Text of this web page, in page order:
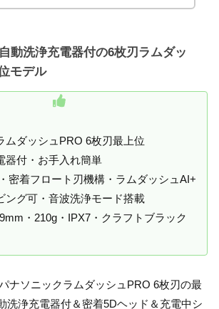
動洗浄充電器付の6枚刃ラムダッ
モデル
ムダッシュPRO 6枚刃最上位
器付・お手入れ簡単
密着フロート刃機構・ラムダッシュAI+
ング可・音波洗浄モード搭載
・210g・IPX7・クラフトブラック
ナソニックラムダッシュPRO 6枚刃の最
洗浄充電器付＆密着5Dヘッド＆充電中シ